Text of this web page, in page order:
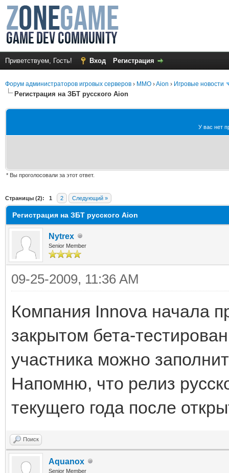
Приветствуем, Гость! Вход Регистрация
Форум администраторов игровых серверов › MMO ›Aion › Игровые новости
Регистрация на ЗБТ русского Aion
У вас нет
* Вы проголосовали за этот ответ.
Страницы (2): 1 2 Следующий »
Регистрация на ЗБТ русского Aion
Nytrex
Senior Member
09-25-2009, 11:36 AM
Компания Innova начала
закрытом бета-
участника можно
Напомню, что релиз
текущего года после
Поиск
Aquanox
Senior Member